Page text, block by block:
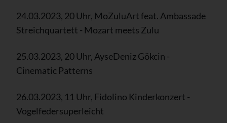
24.03.2023, 20 Uhr, MoZuluArt feat. Ambassade
Streichquartett - Mozart meets Zulu
25.03.2023, 20 Uhr, AyseDeniz Gökcin -
Cinematic Patterns
26.03.2023, 11 Uhr, Fidolino Kinderkonzert -
Vogelfedersuperleicht